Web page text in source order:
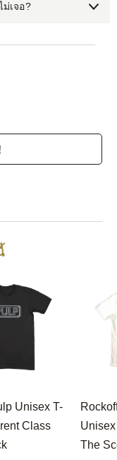
เจอ?
Unisex T-
Class
The